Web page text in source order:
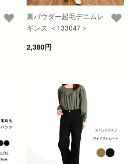
裏パウダー起毛デニムレ
ギンス ＜133047＞
2,380円